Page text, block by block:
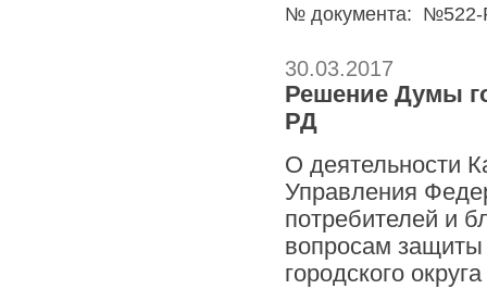
№ документа:
30.03.2017
Решение Думы
РД
О деятельности
Управления
потребителей и
вопросам защиты
городского